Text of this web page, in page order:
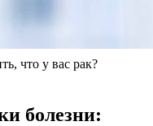
что у вас рак?
болезни: